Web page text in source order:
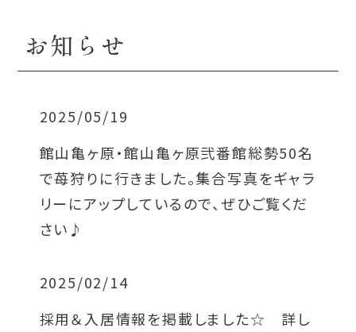
お知らせ
2025/05/19
館山亀ヶ原・館山亀ヶ原弐番館総勢50名
で苺狩りに行きました。集合写真をギャラ
リーにアップしているので、ぜひご覧くだ
さい♪
2025/02/14
採用＆入居情報を掲載しました☆ 詳し